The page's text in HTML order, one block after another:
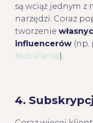
są wciąż jednym z
narzędzi. Coraz
tworzenie
influencerów (np.
NutriFame).
4.